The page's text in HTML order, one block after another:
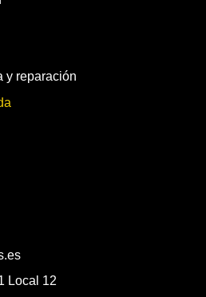
y reparación
Local 12